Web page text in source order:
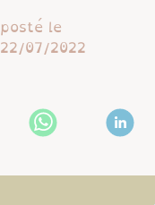
posté le
22/07/2022